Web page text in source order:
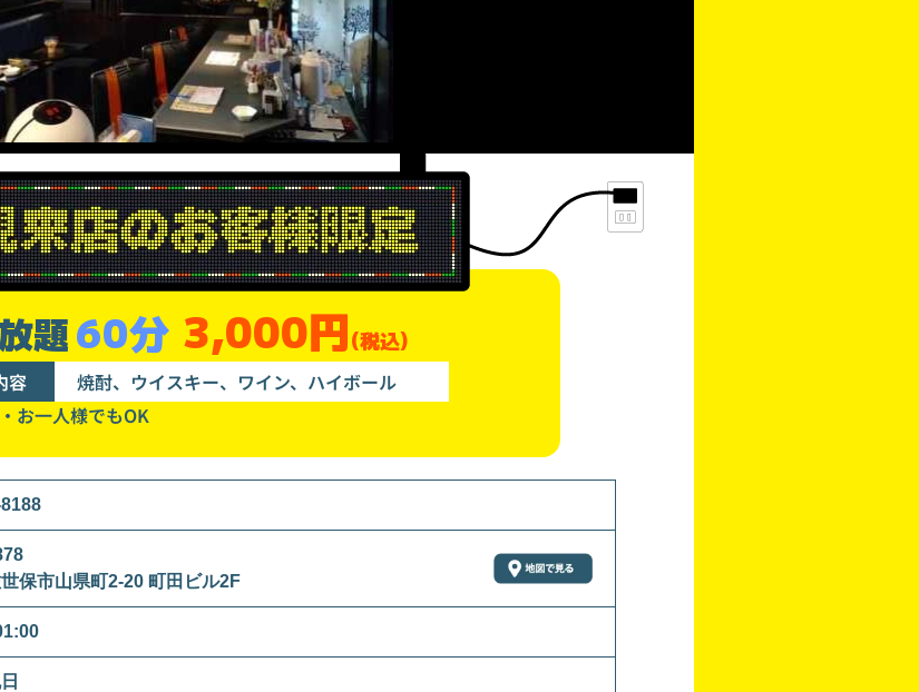
題60分 3,000円(税込)
容
焼酎、ウイスキー、ワイン、ハイボール
お一人様でもOK
保市山県町2-20 町田ビル2F